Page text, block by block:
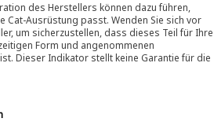
des Herstellers können dazu führen,
Cat-Ausrüstung passt. Wenden Sie sich vor
um sicherzustellen, dass dieses Teil für Ihre
Form und angenommenen
Dieser Indikator stellt keine Garantie für die